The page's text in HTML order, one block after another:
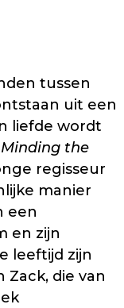
tussen
uit een
liefde wordt
Minding the
regisseur
manier
een
en zijn
leeftijd zijn
die van